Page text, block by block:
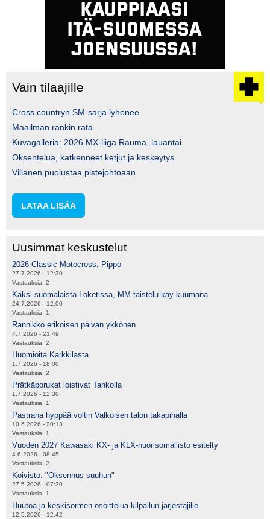
Vain tilaajille
Cross countryn SM-sarja lyhenee
Maailman rankin rata
Kuvagalleria: 2026 MX-liiga Rauma, lauantai
Oksentelua, katkenneet ketjut ja keskeytys
Villanen puolustaa pistejohtoaan
LATAA LISÄÄ
Uusimmat keskustelut
2026 Classic Motocross, Pippo
27.7.2026 - 12:30
Vastauksia: 2
Kaksi suomalaista Loketissa, MM-taistelu käy kuumana
24.7.2026 - 12:00
Vastauksia: 1
Rannikko erikoisen päivän ykkönen
4.7.2026 - 21:49
Vastauksia: 2
Huomioita Karkkilasta
1.7.2026 - 18:00
Vastauksia: 2
Prätkäporukat loistivat Tahkolla
1.7.2026 - 12:30
Vastauksia: 1
Pastrana hyppää voltin Valkoisen talon takapihalla
10.6.2026 - 20:13
Vastauksia: 1
Vuoden 2027 Kawasaki KX- ja KLX-nuorisomallisto esitelty
4.6.2026 - 08:45
Vastauksia: 2
Koivisto: "Oksennus suuhun"
27.5.2026 - 07:30
Vastauksia: 1
Huutoa ja keskisormen osoittelua kilpailun järjestäjille
12.5.2026 - 12:42